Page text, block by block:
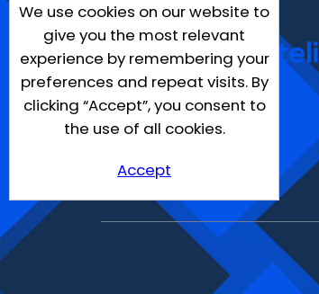
We use cookies on our website to
give you the most relevant
experience by remembering your
preferences and repeat visits. By
clicking “Accept”, you consent to
the use of all cookies.
Accept